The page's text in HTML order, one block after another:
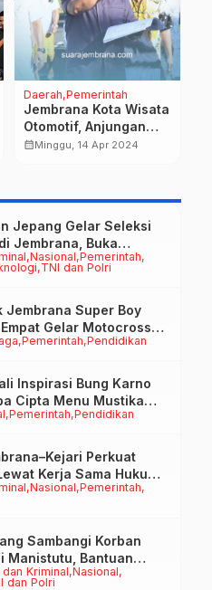
Daerah Pemerintah
Jembrana Kota Wisata
Otomotif, Anjungan
Cerdas Rambut Siwi
calendar_monthMinggu, 14 Apr 2024
Nasional Pemerintah
TNI dan Polri
Jepang Gelar Seleksi
Jembrana, Buka
bagi Calon PMI
Pemerintah Pendidikan
Jembrana Super Boy
Gelar Motocross
Pemerintah Pendidikan
Inspirasi Bung Karno
Cipta Menu Mustika
Nasional Pemerintah
Perkuat
Kerja Sama Hukum
Kriminal Nasional
dan Polri
Sambangi Korban
Manistutu, Bantuan
Ringankan Beban